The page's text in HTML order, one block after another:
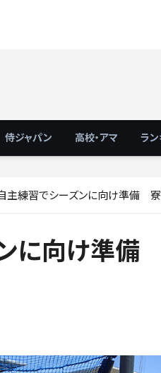
侍ジャパン 高校・アマ ラ
でシーズンに向け準備 寮の中でも「体幹トレー
ンに向け準